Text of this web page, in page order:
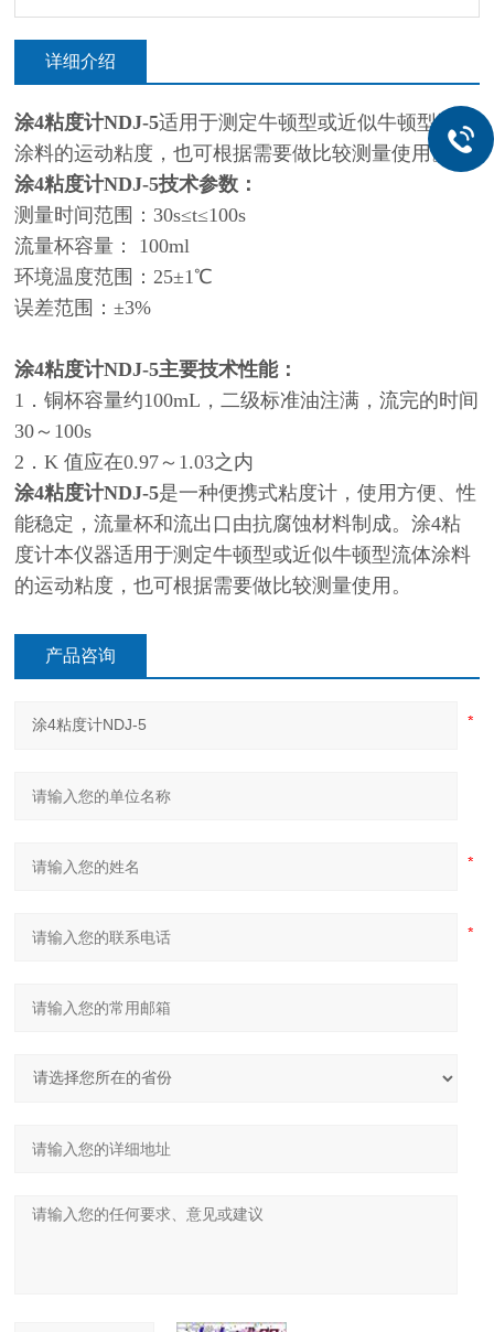
详细介绍
涂4粘度计NDJ-5适用于测定牛顿型或近似牛顿型流体
涂料的运动粘度，也可根据需要做比较测量使用。
涂4粘度计NDJ-5技术参数：
测量时间范围：30s≤t≤100s
流量杯容量： 100ml
环境温度范围：25±1℃
误差范围：±3%
涂4粘度计NDJ-5主要技术性能：
1．铜杯容量约100mL，二级标准油注满，流完的时间
30～100s
2．K 值应在0.97～1.03之内
涂4粘度计NDJ-5是一种便携式粘度计，使用方便、性
能稳定，流量杯和流出口由抗腐蚀材料制成。涂4粘
度计本仪器适用于测定牛顿型或近似牛顿型流体涂料
的运动粘度，也可根据需要做比较测量使用。
产品咨询